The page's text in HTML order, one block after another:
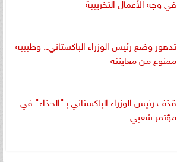
تدهور وضع رئيس الوزراء الباكستاني.. وطبيبه
ممنوع من معاينته
قذف رئيس الوزراء الباكستاني بـ"الحذاء" في
مؤتمر شعبي